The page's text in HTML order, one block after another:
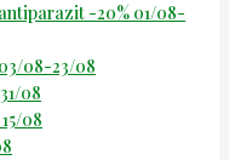
-20% 01/08-
08-23/08
08
08